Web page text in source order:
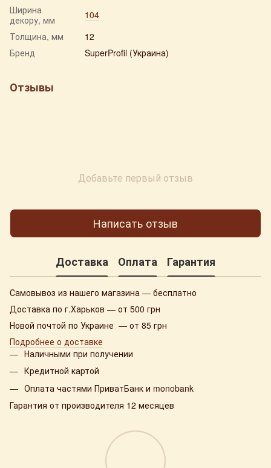
Ширина
декору, мм
104
Толщина, мм
12
Бренд
SuperProfil (Украина)
Отзывы
Добавьте первый отзыв
Написать отзыв
Доставка Оплата Гарантия
Самовывоз из нашего магазина — бесплатно
Доставка по г.Харьков — от 500 грн
Новой почтой по Украине — от 85 грн
Подробнее о доставке
Наличными при получении
Кредитной картой
Оплата частями ПриватБанк и monobank
Гарантия от производителя 12 месяцев